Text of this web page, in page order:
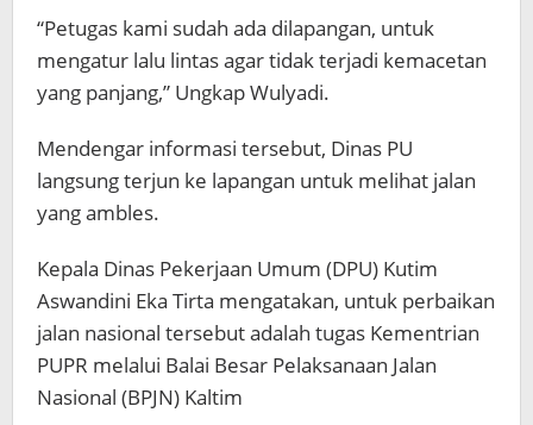
“Petugas kami sudah ada dilapangan, untuk
mengatur lalu lintas agar tidak terjadi kemacetan
yang panjang,” Ungkap Wulyadi.
Mendengar informasi tersebut, Dinas PU
langsung terjun ke lapangan untuk melihat jalan
yang ambles.
Kepala Dinas Pekerjaan Umum (DPU) Kutim
Aswandini Eka Tirta mengatakan, untuk perbaikan
jalan nasional tersebut adalah tugas Kementrian
PUPR melalui Balai Besar Pelaksanaan Jalan
Nasional (BPJN) Kaltim